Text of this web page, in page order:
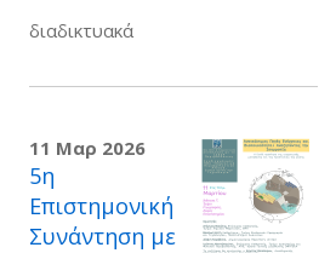
διαδικτυακά
11 Μαρ 2026
5η
Επιστημονική
Συνάντηση με